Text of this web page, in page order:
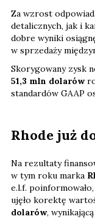
Za wzrost
detalicznych, jak i
dobre wyniki
w sprzedaży
Skorygowany zysk
51,3 mln dolarów
standardów GAAP
Rhode już
Na rezultaty
w tym roku marka
e.l.f.
ujęło korektę
dolarów,